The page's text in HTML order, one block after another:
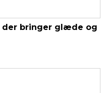
der bringer glæde og